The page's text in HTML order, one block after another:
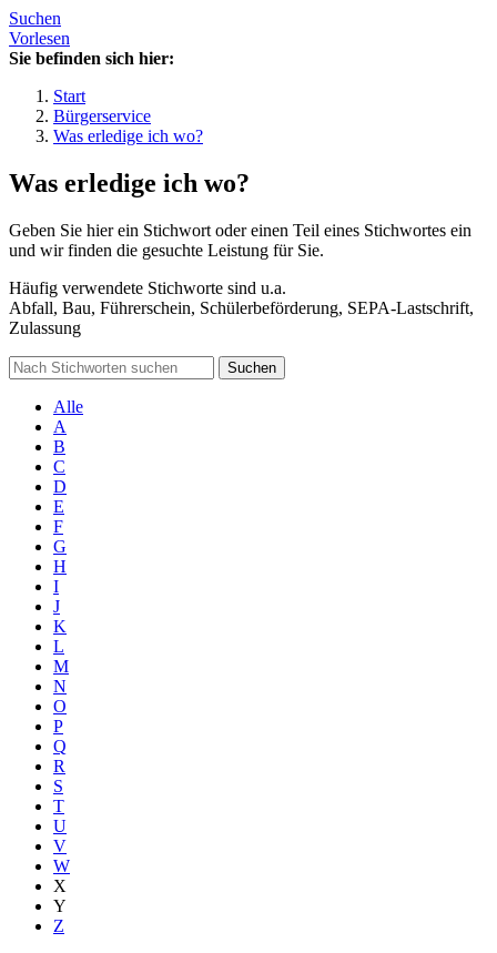
Suchen
Vorlesen
Sie befinden sich hier:
Start
Bürgerservice
Was erledige ich wo?
Was erledige ich wo?
Geben Sie hier ein Stichwort oder einen Teil eines Stichwortes ein
und wir finden die gesuchte Leistung für Sie.
Häufig verwendete Stichworte sind u.a.
Abfall, Bau, Führerschein, Schülerbeförderung, SEPA-Lastschrift,
Zulassung
Suchen
Alle
A
B
C
D
E
F
G
H
I
J
K
L
M
N
O
P
Q
R
S
T
U
V
W
X
Y
Z